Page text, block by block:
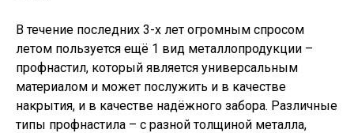
В течение последних 3-х лет огромным спросом
летом пользуется ещё 1 вид металлопродукции –
профнастил, который является универсальным
материалом и может послужить и в качестве
накрытия, и в качестве надёжного забора. Различные
типы профнастила – с разной толщиной металла,